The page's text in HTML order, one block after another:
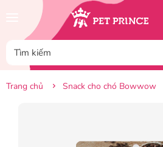
Trang chủ Snack cho chó Bowwow